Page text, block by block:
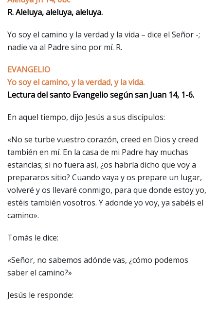
R. Aleluya, aleluya, aleluya.
Yo soy el camino y la verdad y la vida – dice el Señor -;
nadie va al Padre sino por mí. R.
EVANGELIO
Yo soy el camino, y la verdad, y la vida.
Lectura del santo Evangelio según san Juan 14, 1-6.
En aquel tiempo, dijo Jesús a sus discípulos:
«No se turbe vuestro corazón, creed en Dios y creed
también en mí. En la casa de mi Padre hay muchas
estancias; si no fuera así, ¿os habría dicho que voy a
prepararos sitio? Cuando vaya y os prepare un lugar,
volveré y os llevaré conmigo, para que donde estoy yo,
estéis también vosotros. Y adonde yo voy, ya sabéis el
camino».
Tomás le dice:
«Señor, no sabemos adónde vas, ¿cómo podemos
saber el camino?»
Jesús le responde: